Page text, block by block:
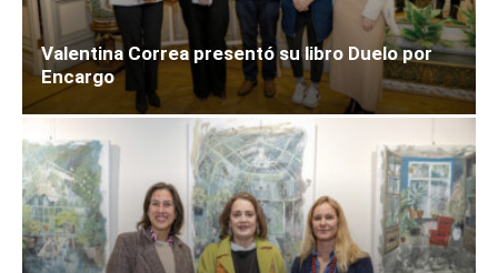
Valentina Correa presentó su libro Duelo por
Encargo